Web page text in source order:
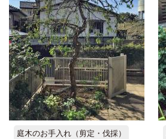
庭木のお手入れ（剪定・伐採）